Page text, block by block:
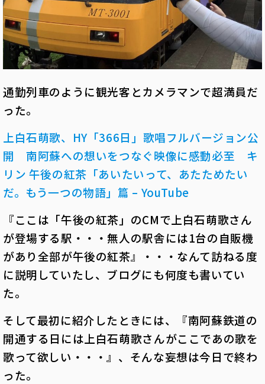
通勤列車のように観光客とカメラマンで超満員だ
った。
上白石萌歌、HY「366日」歌唱フルバージョン公
開 南阿蘇への想いをつなぐ映像に感動必至 キ
リン 午後の紅茶「あいたいって、あたためたい
だ。もう一つの物語」篇 – YouTube
『ここは「午後の紅茶」のCMで上白石萌歌さん
が登場する駅・・・無人の駅舎には1台の自販機
があり全部が午後の紅茶』・・・なんて訪ねる度
に説明していたし、ブログにも何度も書いてい
た。
そして最初に紹介したときには、『南阿蘇鉄道の
開通する日には上白石萌歌さんがここであの歌を
歌って欲しい・・・』、そんな妄想は今日で終わ
った。